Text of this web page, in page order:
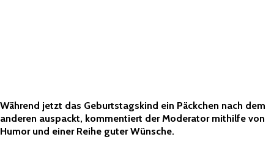
Während jetzt das Geburtstagskind ein Päckchen nach dem
anderen auspackt, kommentiert der Moderator mithilfe von
Humor und einer Reihe guter Wünsche.